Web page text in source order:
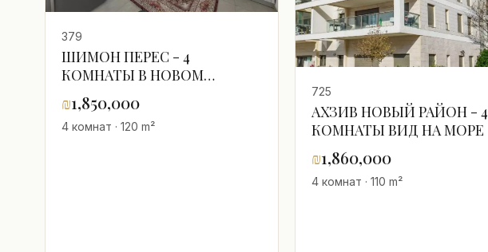
379
ШИМОН ПЕРЕС - 4
КОМНАТЫ В НОВОМ
РАЙОНЕ
₪1,850,000
4 комнат · 120 m²
725
АХЗИВ НОВЫЙ РАЙОН - 4
КОМНАТЫ ВИД НА МОРЕ
₪1,860,000
4 комнат · 110 m²